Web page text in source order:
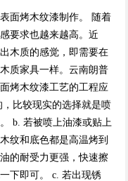
面烤木纹漆制作。 随着
要求也越来越高。近
木质的感觉，即需要在
质家具一样。云南朗普
烤木纹漆工艺的工程应
比较现实的选择就是喷
b. 若被喷上油漆或贴上
纹和底色都是高温烤到
的耐受力更强，快速擦
下即可。 c. 若出现锈